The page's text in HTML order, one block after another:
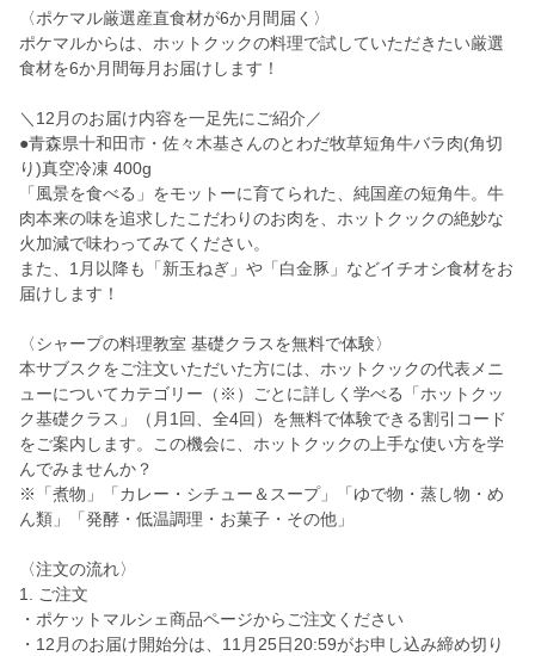
〈ポケマル厳選産直食材が6か月間届く〉
ポケマルからは、ホットクックの料理で試していただきたい厳選
食材を6か月間毎月お届けします！
＼12月のお届け内容を一足先にご紹介／
●青森県十和田市・佐々木基さんのとわだ牧草短角牛バラ肉(角切
り)真空冷凍 400g
「風景を食べる」をモットーに育てられた、純国産の短角牛。牛
肉本来の味を追求したこだわりのお肉を、ホットクックの絶妙な
火加減で味わってみてください。
また、1月以降も「新玉ねぎ」や「白金豚」などイチオシ食材をお
届けします！
〈シャープの料理教室 基礎クラスを無料で体験〉
本サブスクをご注文いただいた方には、ホットクックの代表メニ
ューについてカテゴリー（※）ごとに詳しく学べる「ホットクッ
ク基礎クラス」（月1回、全4回）を無料で体験できる割引コード
をご案内します。この機会に、ホットクックの上手な使い方を学
んでみませんか？
※「煮物」「カレー・シチュー＆スープ」「ゆで物・蒸し物・め
ん類」「発酵・低温調理・お菓子・その他」
〈注文の流れ〉
1. ご注文
・ポケットマルシェ商品ページからご注文ください
・12月のお届け開始分は、11月25日20:59がお申し込み締め切り